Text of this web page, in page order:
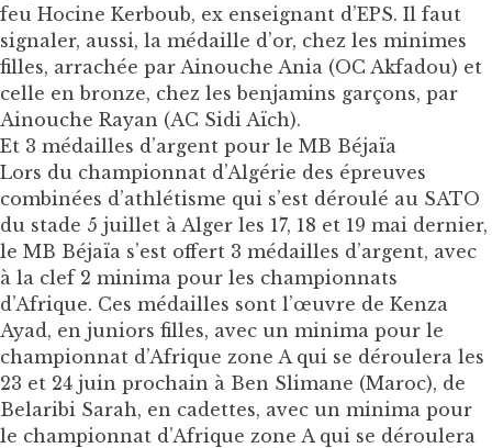
feu Hocine Kerboub, ex enseignant d’EPS. Il faut
signaler, aussi, la médaille d’or, chez les minimes
filles, arrachée par Ainouche Ania (OC Akfadou) et
celle en bronze, chez les benjamins garçons, par
Ainouche Rayan (AC Sidi Aïch).
Et 3 médailles d’argent pour le MB Béjaïa
Lors du championnat d’Algérie des épreuves
combinées d’athlétisme qui s’est déroulé au SATO
du stade 5 juillet à Alger les 17, 18 et 19 mai dernier,
le MB Béjaïa s’est offert 3 médailles d’argent, avec
à la clef 2 minima pour les championnats
d’Afrique. Ces médailles sont l’œuvre de Kenza
Ayad, en juniors filles, avec un minima pour le
championnat d’Afrique zone A qui se déroulera les
23 et 24 juin prochain à Ben Slimane (Maroc), de
Belaribi Sarah, en cadettes, avec un minima pour
le championnat d’Afrique zone A qui se déroulera